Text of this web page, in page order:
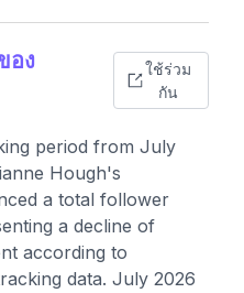
อง
ใช้ร่วม
กัน
period from July
Hough's
a total follower
a decline of
according to
data. July 2026